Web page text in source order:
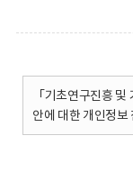
「기초연구진흥
안에 대한 개인정보